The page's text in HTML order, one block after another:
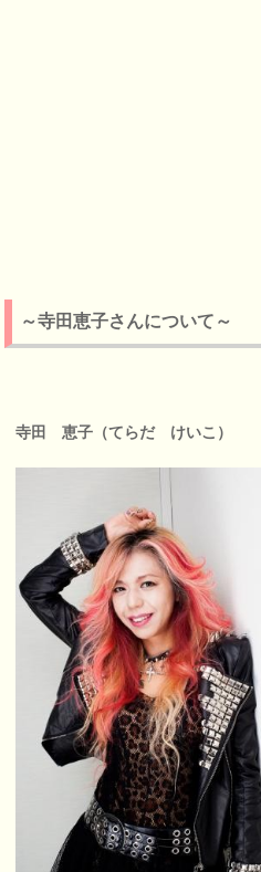
～寺田恵子さんについて～
寺田 恵子（てらだ けいこ）